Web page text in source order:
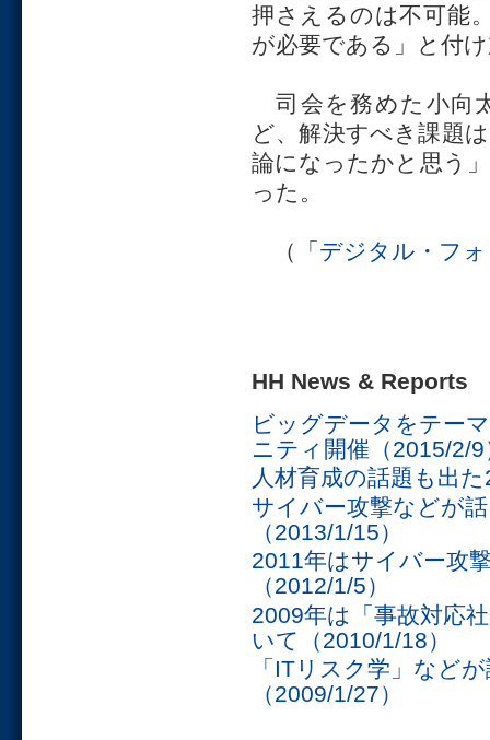
押さえるのは不可能
が必要である」と付
司会を務めた小向
ど、解決すべき課題
論になったかと思う
った。
（ 「デジタル・フ
HH News & Reports
ビッグデータをテー
ニティ開催（2015/2/9
人材育成の話題も出
サイバー攻撃などが
（2013/1/15）
2011年はサイバー攻
（2012/1/5）
2009年は「事故対応
いて（2010/1/18）
「ITリスク学」など
（2009/1/27）